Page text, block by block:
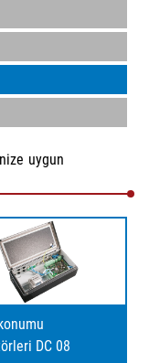
uygun
DC 08